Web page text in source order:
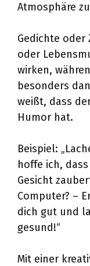
Atmosphäre
Gedichte oder
oder
wirken,
besonders
weißt, dass
Humor hat.
Beispiel:
hoffe ich,
Gesicht
Computer? –
dich gut und
gesund!“
Mit einer